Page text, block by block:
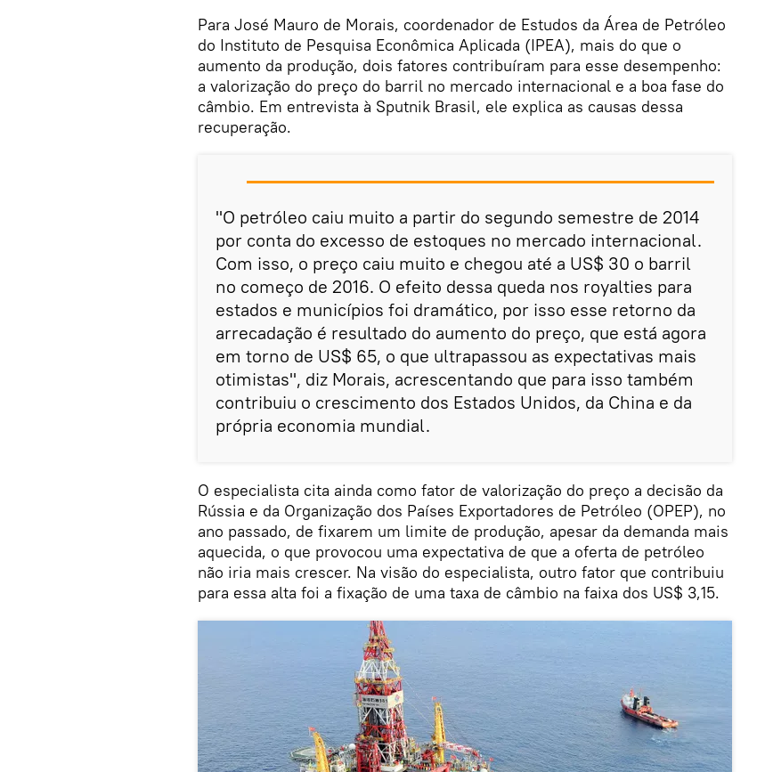
Para José Mauro de Morais, coordenador de Estudos da Área de Petróleo
do Instituto de Pesquisa Econômica Aplicada (IPEA), mais do que o
aumento da produção, dois fatores contribuíram para esse desempenho:
a valorização do preço do barril no mercado internacional e a boa fase do
câmbio. Em entrevista à Sputnik Brasil, ele explica as causas dessa
recuperação.
"O petróleo caiu muito a partir do segundo semestre de 2014
por conta do excesso de estoques no mercado internacional.
Com isso, o preço caiu muito e chegou até a US$ 30 o barril
no começo de 2016. O efeito dessa queda nos royalties para
estados e municípios foi dramático, por isso esse retorno da
arrecadação é resultado do aumento do preço, que está agora
em torno de US$ 65, o que ultrapassou as expectativas mais
otimistas", diz Morais, acrescentando que para isso também
contribuiu o crescimento dos Estados Unidos, da China e da
própria economia mundial.
O especialista cita ainda como fator de valorização do preço a decisão da
Rússia e da Organização dos Países Exportadores de Petróleo (OPEP), no
ano passado, de fixarem um limite de produção, apesar da demanda mais
aquecida, o que provocou uma expectativa de que a oferta de petróleo
não iria mais crescer. Na visão do especialista, outro fator que contribuiu
para essa alta foi a fixação de uma taxa de câmbio na faixa dos US$ 3,15.